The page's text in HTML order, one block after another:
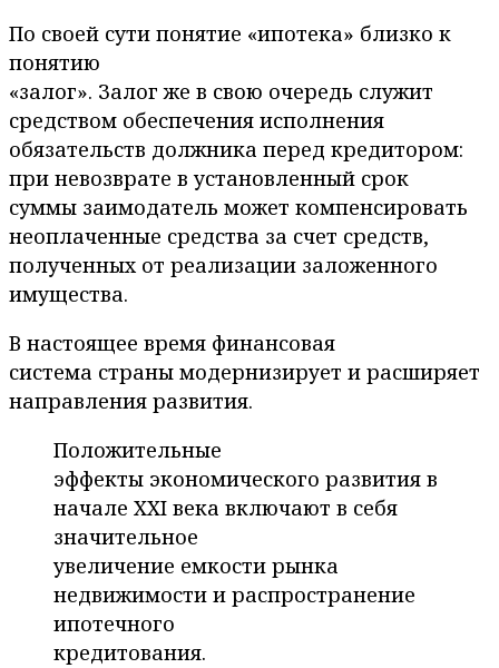
По своей сути понятие «ипотека» близко к
понятию
«залог». Залог же в свою очередь служит
средством обеспечения исполнения
обязательств должника перед кредитором:
при невозврате в установленный срок
суммы заимодатель может компенсировать
неоплаченные средства за счет средств,
полученных от реализации заложенного
имущества.
В настоящее время финансовая
система страны модернизирует и расширяет
направления развития.
Положительные
эффекты экономического развития в
начале XXI века включают в себя
значительное
увеличение емкости рынка
недвижимости и распространение
ипотечного
кредитования.